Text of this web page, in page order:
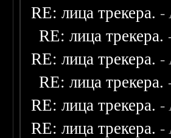
RE: лица трекера. -
RE: лица трекера.
RE: лица трекера. -
RE: лица трекера.
RE: лица трекера. -
RE: лица трекера. -